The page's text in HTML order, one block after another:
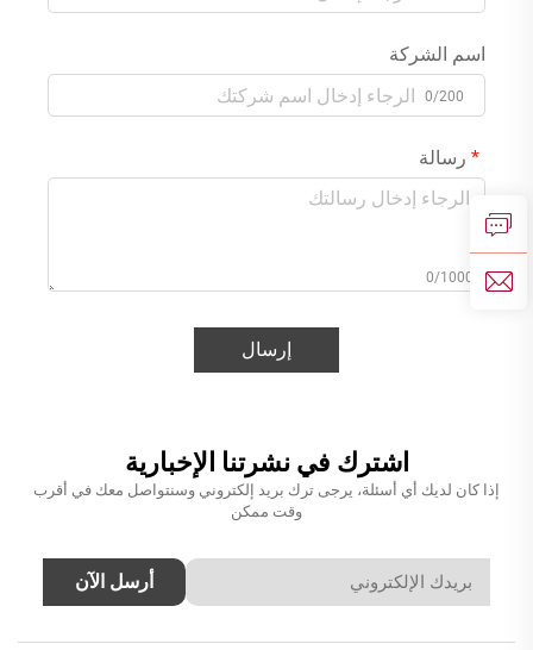
اسم الشركة
0/200
رسالة
0/1000
إرسال
اشترك في نشرتنا الإخبارية
إذا كان لديك أي أسئلة، يرجى ترك بريد إلكتروني وسنتواصل معك في أقرب
وقت ممكن
أرسل الآن